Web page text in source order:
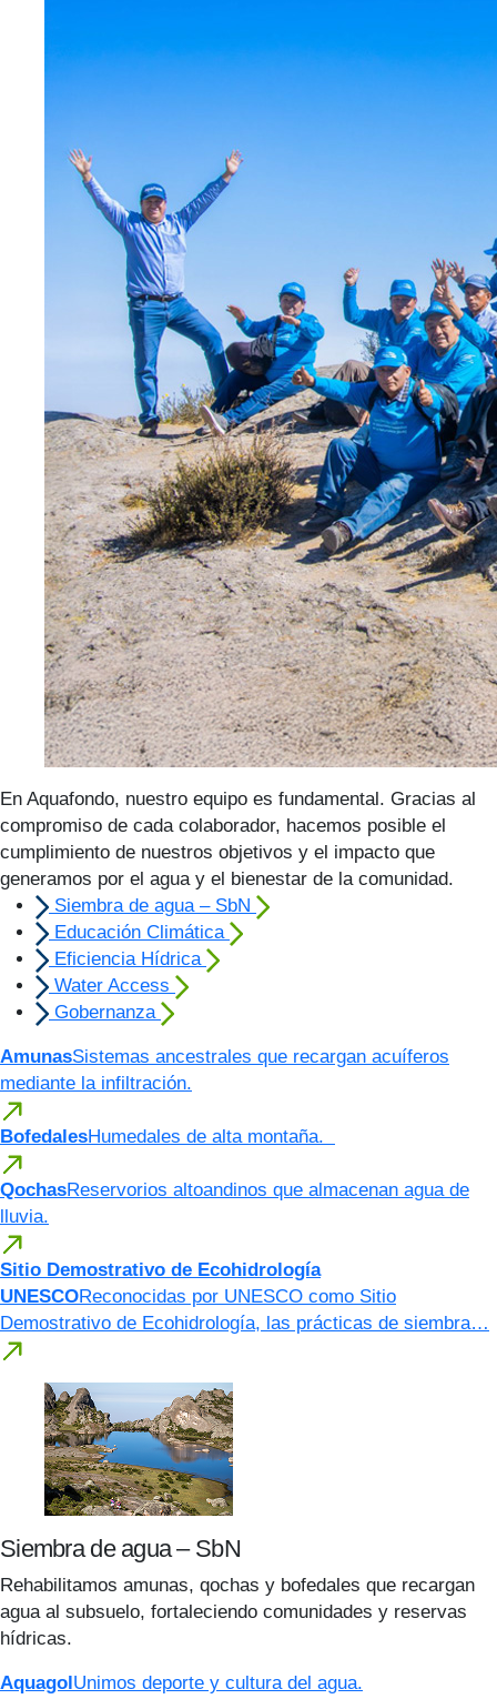
En Aquafondo, nuestro equipo es fundamental. Gracias al
compromiso de cada colaborador, hacemos posible el
cumplimiento de nuestros objetivos y el impacto que
generamos por el agua y el bienestar de la comunidad.
Siembra de agua – SbN
Educación Climática
Eficiencia Hídrica
Water Access
Gobernanza
AmunasSistemas ancestrales que recargan acuíferos
mediante la infiltración.
BofedalesHumedales de alta montaña.
QochasReservorios altoandinos que almacenan agua de
lluvia.
Sitio Demostrativo de Ecohidrología
UNESCOReconocidas por UNESCO como Sitio
Demostrativo de Ecohidrología, las prácticas de siembra…
Siembra de agua – SbN
Rehabilitamos amunas, qochas y bofedales que recargan
agua al subsuelo, fortaleciendo comunidades y reservas
hídricas.
AquagolUnimos deporte y cultura del agua.